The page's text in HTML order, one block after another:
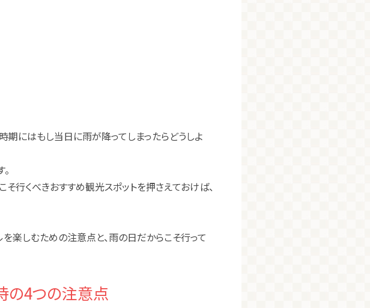
期にはもし当日に雨が降ってしまったらどうしよ
行くべきおすすめ観光スポットを押さえておけば、
楽しむための注意点と、雨の日だからこそ行って
の4つの注意点